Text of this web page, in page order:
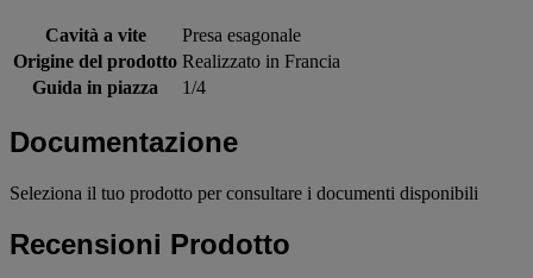
Cavità a vite
Presa esagonale
Origine del prodotto Realizzato in Francia
Guida in piazza
1/4
Documentazione
Seleziona il tuo prodotto per consultare i documenti disponibili
Recensioni Prodotto